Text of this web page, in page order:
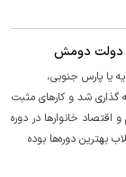
دولت دومش
یا پارس جنوبی،
گذاری شد و کارهای مثبت
خانوارها در دوره
بهترین دوره‌ها بوده